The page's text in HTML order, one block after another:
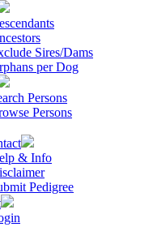
Sires/Dams
per Dog
Persons
Persons
& Info
Pedigree